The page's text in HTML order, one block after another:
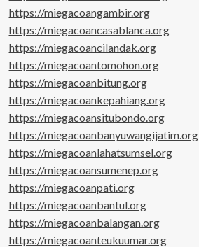
https://miegacoangambir.org
https://miegacoancasablanca.org
https://miegacoancilandak.org
https://miegacoantomohon.org
https://miegacoanbitung.org
https://miegacoankepahiang.org
https://miegacoansitubondo.org
https://miegacoanbanyuwangijatim.org
https://miegacoanlahatsumsel.org
https://miegacoansumenep.org
https://miegacoanpati.org
https://miegacoanbantul.org
https://miegacoanbalangan.org
https://miegacoanteukuumar.org